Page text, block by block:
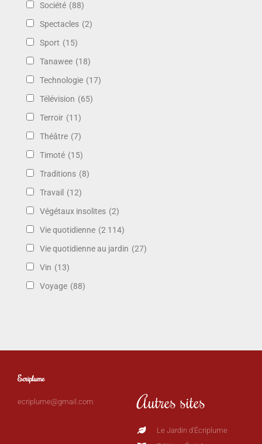
Société (88)
Spectacles (2)
Sport (15)
Tanawee (18)
Technologie (17)
Télévision (65)
Terroir (11)
Théâtre (7)
Timoté (15)
Traditions (8)
Travail (12)
Végétaux insolites (2)
Vie quotidienne (2 114)
Vie quotidienne au jardin (27)
Vin (13)
Voyage (88)
Ecriplume
ecriplume@gmail.com Autres sites
Le Jardin d'Écriplume